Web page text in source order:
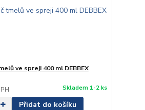
ve spreji 400 ml DEBBEX
Skladem 1-2 ks
Přidat do košíku